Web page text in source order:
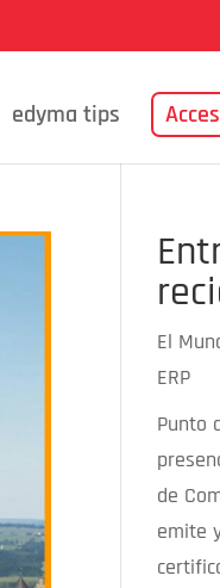
edyma tips
El
ERP
Punto
de
emite